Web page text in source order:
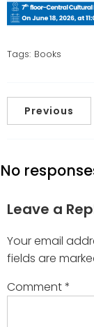
Tags: Books
Previous
No
Leave a
Your email
fields are
Comment*